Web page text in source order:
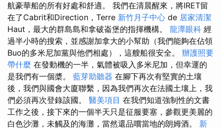
航豪華船的所有好處和舒適。 我們在清晨醒來，將IRET留
在了Cabrit和Direction，Terre 新竹月子中心 de 居家清潔
Haut，最大的群島島和拿破崙堡的指揮機構。 龍潭眼科 經
過半小時的搜索，並感謝加拿大的小幫助（我們能夠在佔領
Buo的多米尼加黨與他們相處），這艘船很安全。 辦護照要
帶什麼 在發動機的一半，氣體被吸入多米尼加，但幸運的
是我們有一個槳。 藍芽助聽器 在腳下再次有堅實的土壤
後，我們與國會大廈聯繫，因為我們再次在法國土壤上，我
們必須再次登錄該國。 醫美項目 在我們知道強制性的文書
工作之後，接下來的一個半天只是征服要塞，參觀更美麗的
白色沙灘，未觸及的海灘，當然還品嚐當地的朗姆酒。 新